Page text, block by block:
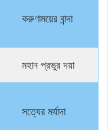
করুণাময়ের বান্দা
মহান প্রভুর দয়া
সত্যের মর্যাদা